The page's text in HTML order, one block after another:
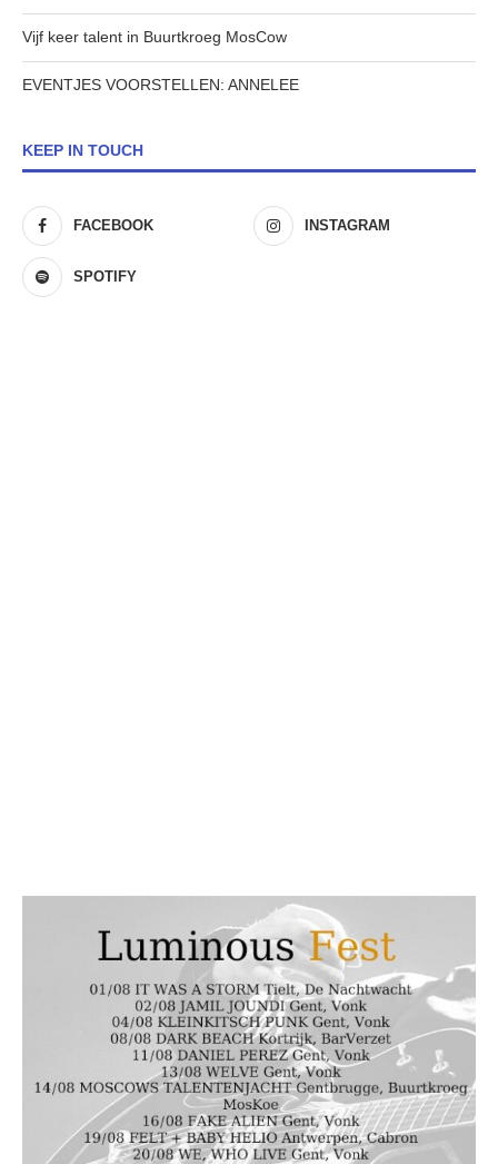
Vijf keer talent in Buurtkroeg MosCow
EVENTJES VOORSTELLEN: ANNELEE
KEEP IN TOUCH
FACEBOOK INSTAGRAM
SPOTIFY